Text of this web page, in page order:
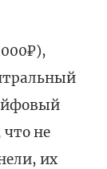
что не
их